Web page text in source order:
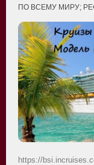
ПО ВСЕМУ МИРУ;
https://